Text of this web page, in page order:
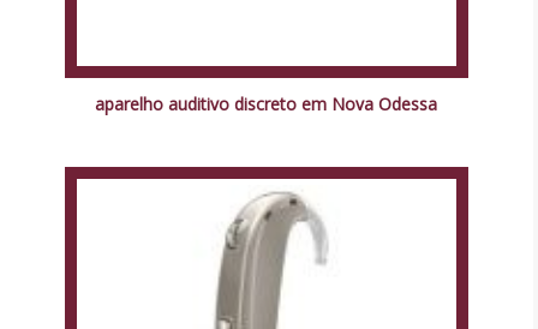
aparelho auditivo discreto em Nova Odessa